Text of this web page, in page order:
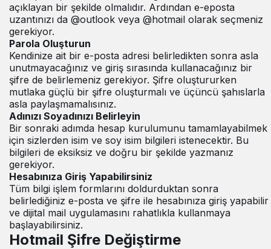
açıklayan bir şekilde olmalıdır. Ardından e-eposta
uzantınızı da @outlook veya @hotmail olarak seçmeniz
gerekiyor.
Parola Oluşturun
Kendinize ait bir e-posta adresi belirledikten sonra asla
unutmayacağınız ve giriş sırasında kullanacağınız bir
şifre de belirlemeniz gerekiyor. Şifre oluştururken
mutlaka güçlü bir şifre oluşturmalı ve üçüncü şahıslarla
asla paylaşmamalısınız.
Adınızı Soyadınızı Belirleyin
Bir sonraki adımda hesap kurulumunu tamamlayabilmek
için sizlerden isim ve soy isim bilgileri istenecektir. Bu
bilgileri de eksiksiz ve doğru bir şekilde yazmanız
gerekiyor.
Hesabınıza Giriş Yapabilirsiniz
Tüm bilgi işlem formlarını doldurduktan sonra
belirlediğiniz e-posta ve şifre ile hesabınıza giriş yapabilir
ve dijital mail uygulamasını rahatlıkla kullanmaya
başlayabilirsiniz.
Hotmail Şifre Değiştirme